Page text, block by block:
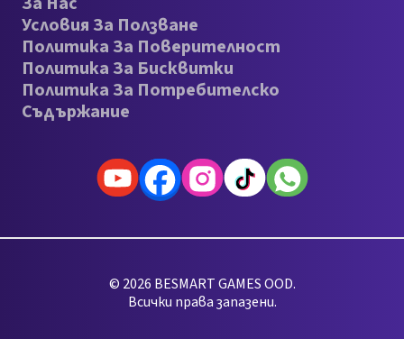
Условия За Ползване
Политика За Поверителност
Политика За Бисквитки
Политика За Потребителско
Съдържание
© 2026 BESMART GAMES OOD.
Всички права запазени.